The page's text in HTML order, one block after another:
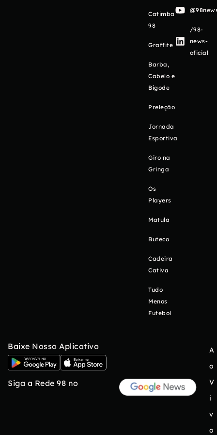
Catimba
98
Graffite
Barba,
Cabelo e
Bigode
Preleção
Jornada
Esportiva
Giro na
Gringa
Os
Players
Matula
Buteco
Cadeira
Cativa
Tudo
Menos
Futebol
/98-
news-
oficial
Baixe Nosso Aplicativo
Siga a Rede 98 no
A
o
V
i
v
o